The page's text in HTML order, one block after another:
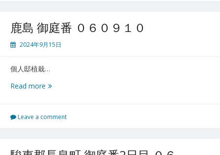
０
９
鹿島 御庭番 ０６０９１０
2024年9月15日
個人邸植栽…
Read more 鹿
庭
番
Leave a comment